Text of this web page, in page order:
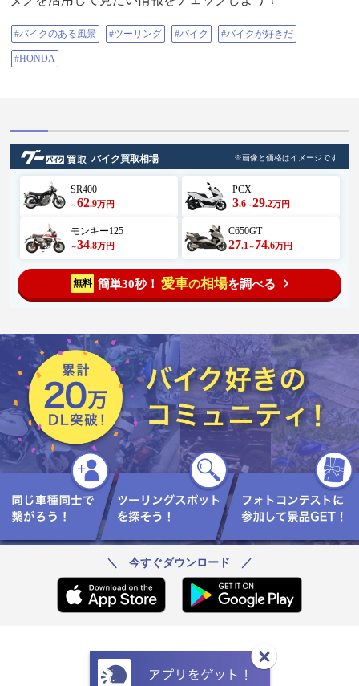
#バイクのある風景 #ツーリング #バイク #バイクが好きだ
#HONDA
バイク買取相場 ※画像と価格はイメージです
SR400
～62.9万円
PCX
3.6～29.2万円
モンキー125
～34.8万円
C650GT
27.1 ～ 74.6万円
無料 簡単30秒！ 愛車の相場を調べる
＼ 今すぐダウンロード ／